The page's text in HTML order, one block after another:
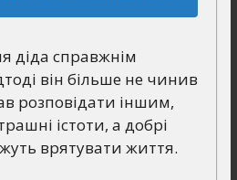
діда справжнім
він більше не чинив
розповідати іншим,
істоти, а добрі
врятувати життя.